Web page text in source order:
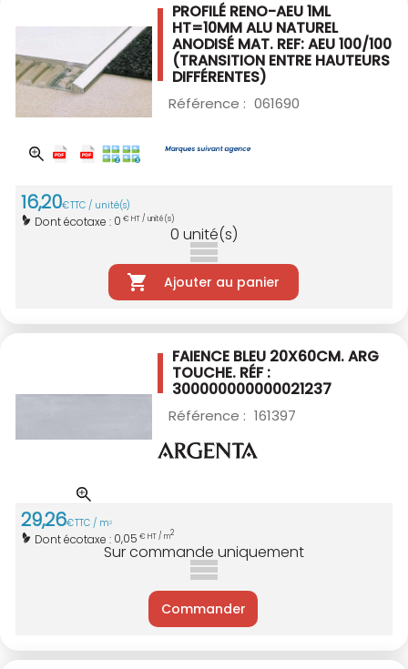
PROFILÉ RENO-AEU 1ML
HT=10MM ALU NATUREL
ANODISÉ MAT. REF: AEU 100/100
(TRANSITION ENTRE HAUTEURS
DIFFÉRENTES)
Référence : 061690
16,20€TTC / unité(s)
Dont écotaxe : 0 € HT / unité(s)
0 unité(s)
Ajouter au panier
FAIENCE BLEU 20X60CM.ARG
TOUCHE. RÉF :
300000000000021237
Référence : 161397
29,26€TTC / m2
Dont écotaxe : 0,05 € HT / m2
Sur commande uniquement
Commander